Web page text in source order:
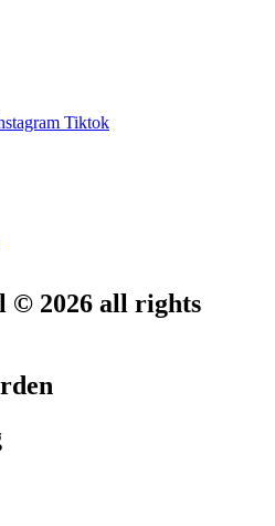
Tiktok
© 2026 all rights